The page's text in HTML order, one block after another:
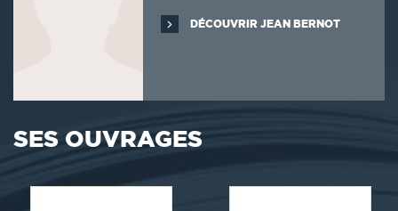
DÉCOUVRIR JEAN BERNOT
SES OUVRAGES